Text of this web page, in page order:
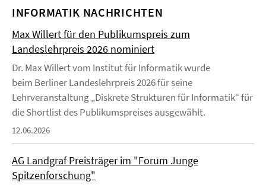
INFORMATIK NACHRICHTEN
Max Willert für den Publikumspreis zum
Landeslehrpreis 2026 nominiert
Dr. Max Willert vom Institut für Informatik wurde
beim Berliner Landeslehrpreis 2026 für seine
Lehrveranstaltung „Diskrete Strukturen für Informatik“ für
die Shortlist des Publikumspreises ausgewählt.
12.06.2026
AG Landgraf Preisträger im "Forum Junge
Spitzenforschung"